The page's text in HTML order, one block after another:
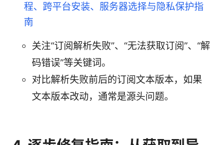
程、跨平台安装、服务器选择与隐私保护指
南
关注“订阅解析失败”、“无法获取订阅”、“解
码错误”等关键词。
对比解析失败前后的订阅文本版本，如果
文本版本改动，通常是源头问题。